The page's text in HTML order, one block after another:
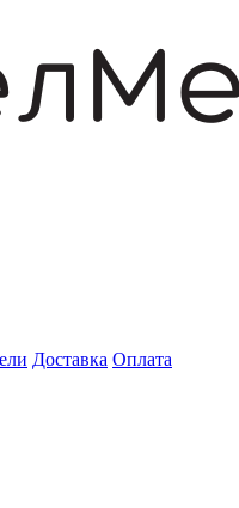
Доставка Оплата